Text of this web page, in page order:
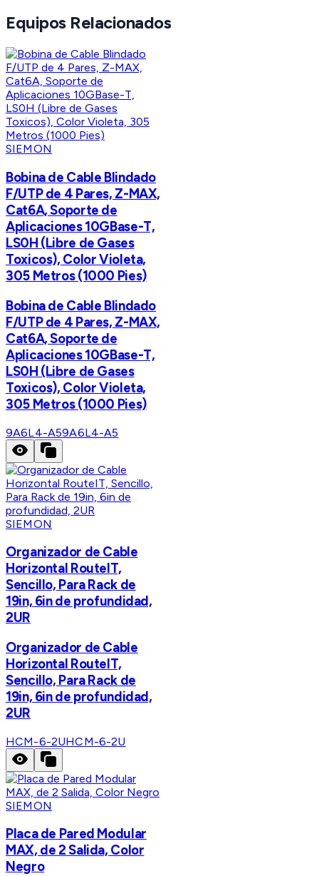
Equipos Relacionados
SIEMON
Bobina de Cable Blindado
F/UTP de 4 Pares, Z-MAX,
Cat6A, Soporte de
Aplicaciones 10GBase-T,
LS0H (Libre de Gases
Toxicos), Color Violeta,
305 Metros (1000 Pies)
Bobina de Cable Blindado
F/UTP de 4 Pares, Z-MAX,
Cat6A, Soporte de
Aplicaciones 10GBase-T,
LS0H (Libre de Gases
Toxicos), Color Violeta,
305 Metros (1000 Pies)
9A6L4-A59A6L4-A5
SIEMON
Organizador de Cable
Horizontal RouteIT,
Sencillo, Para Rack de
19in, 6in de profundidad,
2UR
Organizador de Cable
Horizontal RouteIT,
Sencillo, Para Rack de
19in, 6in de profundidad,
2UR
HCM-6-2UHCM-6-2U
SIEMON
Placa de Pared Modular
MAX, de 2 Salida, Color
Negro